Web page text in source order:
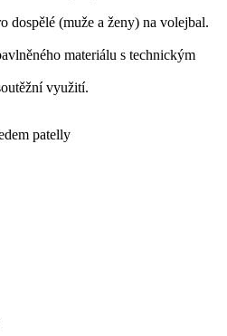
dospělé (muže a ženy) na volejbal.
materiálu s technickým
využití.
patelly